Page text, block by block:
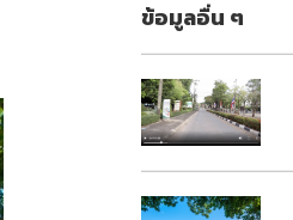
ข้อมูลอื่น ๆ